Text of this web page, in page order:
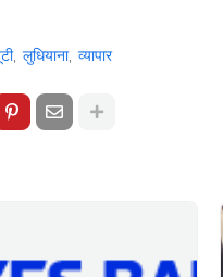
लुधियाना व्यापार